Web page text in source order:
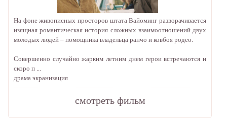
На фоне живописных просторов штата Вайоминг разворачивается
изящная романтическая история сложных взаимоотношений двух
молодых людей – помощника владельца ранчо и ковбоя родео.
Совершенно случайно жарким летним днем герои встречаются и
скоро п ...
драма экранизация
cмотреть фильм